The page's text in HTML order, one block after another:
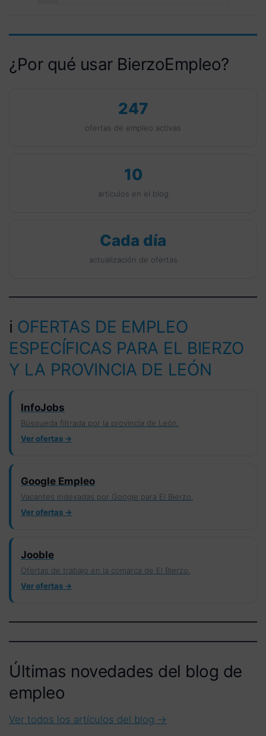
¿Por qué usar BierzoEmpleo?
247
ofertas de empleo activas
10
artículos en el blog
Cada día
actualización de ofertas
ℹ️ OFERTAS DE EMPLEO
ESPECÍFICAS PARA EL BIERZO
Y LA PROVINCIA DE LEÓN
InfoJobs
Búsqueda filtrada por la provincia de León.
Ver ofertas →
Google Empleo
Vacantes indexadas por Google para El Bierzo.
Ver ofertas →
Jooble
Ofertas de trabajo en la comarca de El Bierzo.
Ver ofertas →
Últimas novedades del blog de
empleo
Ver todos los artículos del blog →